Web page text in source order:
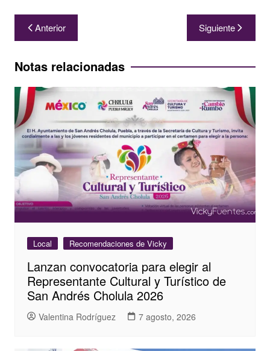
Navegación
de
entradas
Anterior Siguiente
Notas relacionadas
Local Recomendaciones de Vicky
Lanzan convocatoria para elegir al
Representante Cultural y Turístico de
San Andrés Cholula 2026
Valentina Rodríguez 7 agosto, 2026